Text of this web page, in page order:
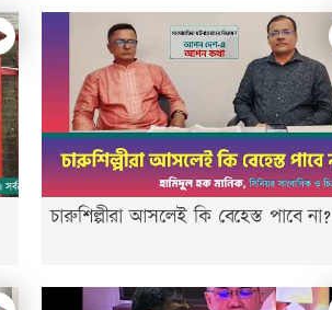
চারুশিল্পীরা আসলেই কি বেহেস্ত পাবে না?